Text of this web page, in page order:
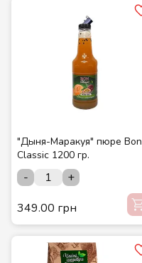
"Дыня-Маракуя" пюре Bon
Classic 1200 гр.
-
+
349.00 грн